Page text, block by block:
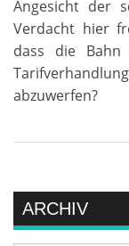
Angesicht der
Verdacht hier
dass die
abzuwerfen?
ARCHIV